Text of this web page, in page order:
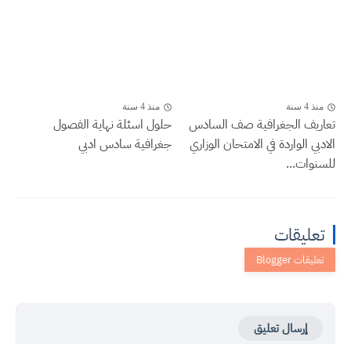
منذ 4 سنة
تعاريف الجغرافية صف السادس
الادبي الواردة في الامتحان الوزاري
للسنوات...
منذ 4 سنة
حلول اسئلة نهاية الفصول
جغرافية سادس ادبي
تعليقات
إرسال تعليق